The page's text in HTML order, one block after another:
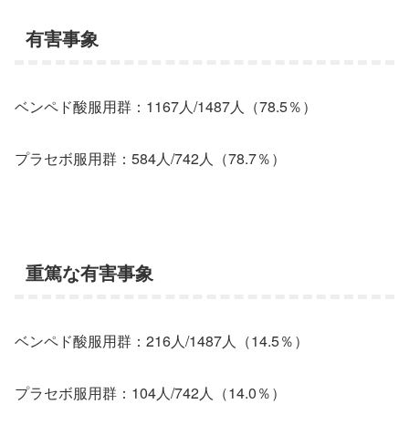
有害事象
ベンペド酸服用群：1167人/1487人（78.5％）
プラセボ服用群：584人/742人（78.7％）
重篤な有害事象
ベンペド酸服用群：216人/1487人（14.5％）
プラセボ服用群：104人/742人（14.0％）